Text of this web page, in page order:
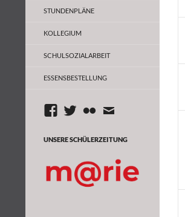
STUNDENPLÄNE
KOLLEGIUM
SCHULSOZIALARBEIT
ESSENSBESTELLUNG
FacebookTwitter
flickr Mail
UNSERE SCHÜLERZEITUNG